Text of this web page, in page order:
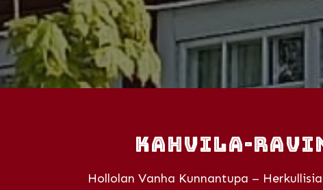
Kahvila-
Hollolan Vanha Kunnantupa –